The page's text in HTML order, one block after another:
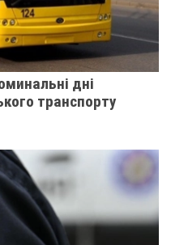
дні
транспорту